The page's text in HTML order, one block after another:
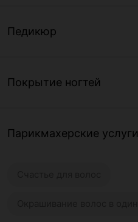
Педикюр
Покрытие ногтей
Парикмахерские услуги